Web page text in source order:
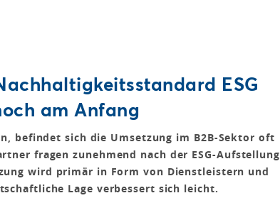
ESG
am Anfang
befindet sich die Umsetzung im B2B-Sektor oft
fragen zunehmend nach der ESG-Aufstellung
wird primär in Form von Dienstleistern und
Lage verbessert sich leicht.